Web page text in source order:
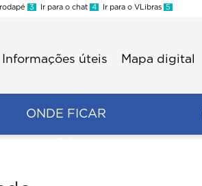
3 Ir para o chat 4 Ir para o VLibras 5
Informações úteis Mapa digital
ONDE FICAR